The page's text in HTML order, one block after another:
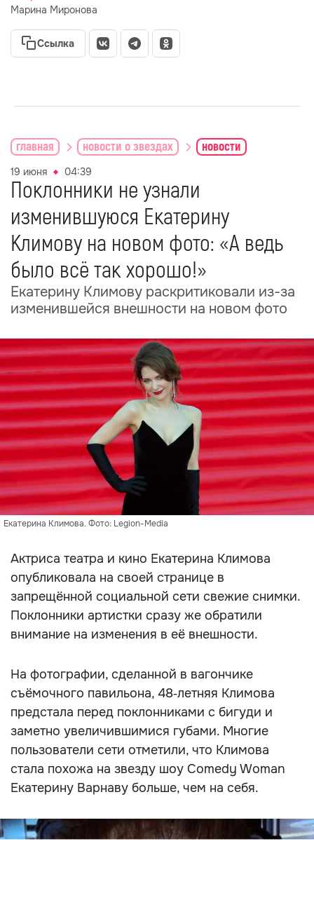
Марина Миронова
Ссылка
главная новости о звездах новости
19 июня 04:39
Поклонники не узнали
изменившуюся Екатерину
Климову на новом фото: «А ведь
было всё так хорошо!»
Екатерину Климову раскритиковали из-за
изменившейся внешности на новом фото
Екатерина Климова. Фото: Legion-Media
Актриса театра и кино Екатерина Климова
опубликовала на своей странице в
запрещённой социальной сети свежие снимки.
Поклонники артистки сразу же обратили
внимание на изменения в её внешности.
На фотографии, сделанной в вагончике
съёмочного павильона, 48‑летняя Климова
предстала перед поклонниками с бигуди и
заметно увеличившимися губами. Многие
пользователи сети отметили, что Климова
стала похожа на звезду шоу Comedy Woman
Екатерину Варнаву больше, чем на себя.